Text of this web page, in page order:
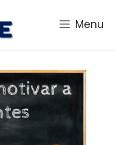
Menu